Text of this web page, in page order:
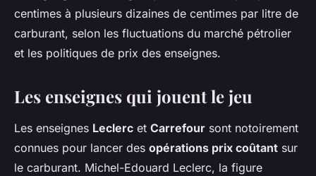
centimes à plusieurs dizaines de centimes par litre de
carburant, selon les fluctuations du marché pétrolier
et les politiques de prix des enseignes.
Les enseignes qui jouent le jeu
Les enseignes Leclerc et Carrefour sont notoirement
connues pour lancer des opérations prix coûtant sur
le carburant. Michel-Edouard Leclerc, la figure